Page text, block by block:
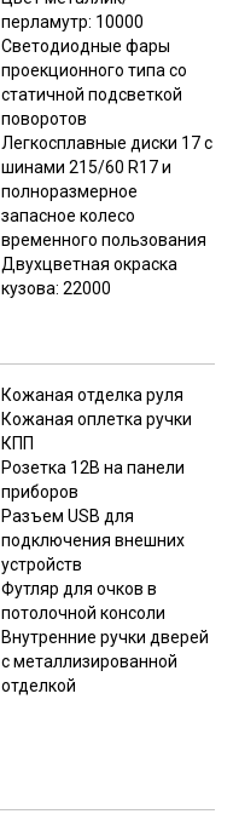
перламутр: 10000
Светодиодные фары
проекционного типа со
статичной подсветкой
поворотов
Легкосплавные диски 17 с
шинами 215/60 R17 и
полноразмерное
запасное колесо
временного пользования
Двухцветная окраска
кузова: 22000
Кожаная отделка руля
Кожаная оплетка ручки
КПП
Розетка 12В на панели
приборов
Разъем USB для
подключения внешних
устройств
Футляр для очков в
потолочной консоли
Внутренние ручки дверей
с металлизированной
отделкой